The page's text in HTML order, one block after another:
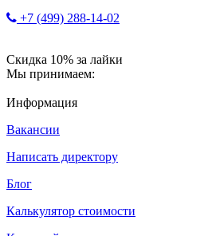
+7 (499) 288-14-02
Скидка 10% за лайки
Мы принимаем:
Информация
Вакансии
Написать директору
Блог
Калькулятор стоимости